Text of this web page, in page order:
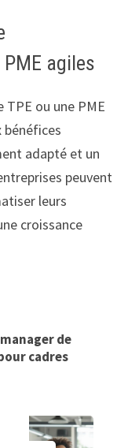
agiles
TPE ou une PME
adapté et un
peuvent
leurs
croissance
de
cadres